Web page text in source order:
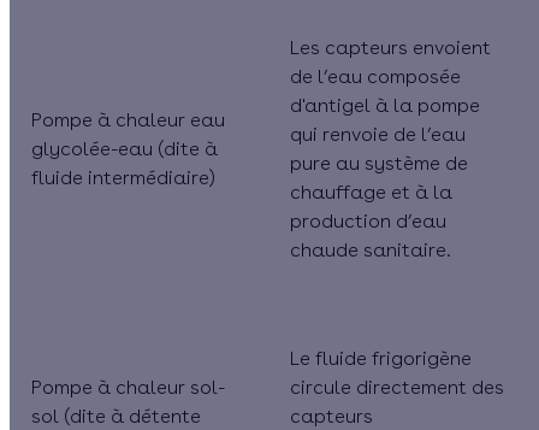
Pompe à chaleur eau
glycolée-eau (dite à
fluide intermédiaire)
Les capteurs envoient
de l’eau composée
d'antigel à la pompe
qui renvoie de l’eau
pure au système de
chauffage et à la
production d’eau
chaude sanitaire.
Pompe à chaleur sol-
sol (dite à détente
Le fluide frigorigène
circule directement des
capteurs